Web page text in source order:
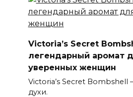
Victoria’s Secret
легендарный аромат
уверенных женщин
Victoria’s Secret Bombshell
духи.